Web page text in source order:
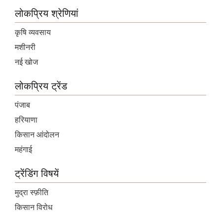
लोकप्रिय श्रेणियां
कृषि व्यवसाय
मशीनरी
नई खोज
लोकप्रिय ट्रेंड
पंजाब
हरियाणा
किसान आंदोलन
महंगाई
ट्रेंडिंग विषयें
मुद्रा स्फ़ीति
किसान विरोध